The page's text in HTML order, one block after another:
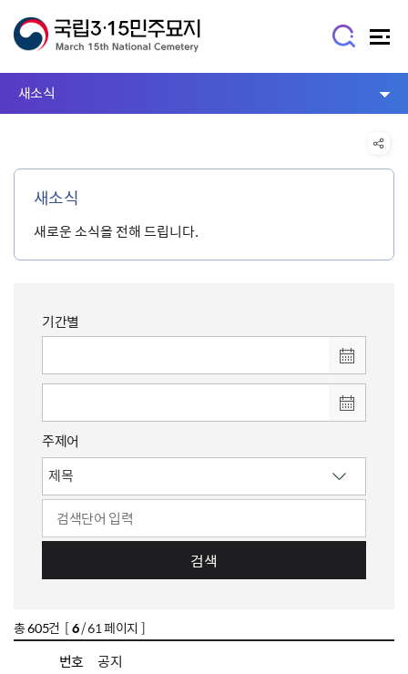
새소식
새소식
새로운 소식을 전해 드립니다.
기간별
주제어
검색
총605건 [6/ 61 페이지 ]
번호
공지